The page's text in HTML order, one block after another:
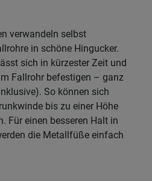
verwandeln selbst
in schöne Hingucker.
sich in kürzester Zeit und
Fallrohr befestigen – ganz
So können sich
bis zu einer Höhe
Für einen besseren Halt in
die Metallfüße einfach